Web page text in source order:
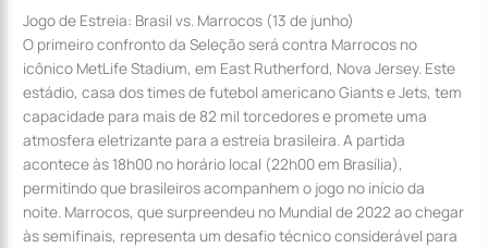
Jogo de Estreia: Brasil vs. Marrocos (13 de junho)
O primeiro confronto da Seleção será contra Marrocos no
icônico MetLife Stadium, em East Rutherford, Nova Jersey. Este
estádio, casa dos times de futebol americano Giants e Jets, tem
capacidade para mais de 82 mil torcedores e promete uma
atmosfera eletrizante para a estreia brasileira. A partida
acontece às 18h00 no horário local (22h00 em Brasília),
permitindo que brasileiros acompanhem o jogo no início da
noite. Marrocos, que surpreendeu no Mundial de 2022 ao chegar
às semifinais, representa um desafio técnico considerável para